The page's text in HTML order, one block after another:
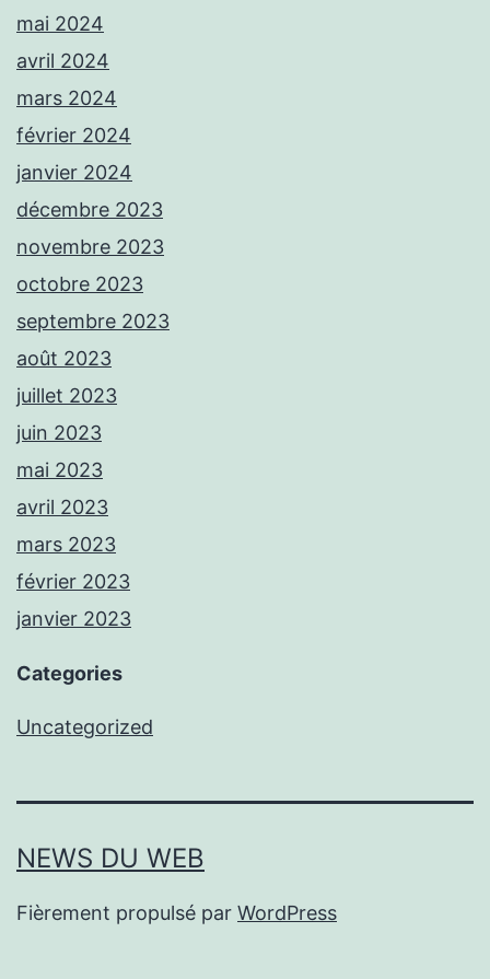
mai 2024
avril 2024
mars 2024
février 2024
janvier 2024
décembre 2023
novembre 2023
octobre 2023
septembre 2023
août 2023
juillet 2023
juin 2023
mai 2023
avril 2023
mars 2023
février 2023
janvier 2023
Categories
Uncategorized
NEWS DU WEB
Fièrement propulsé par WordPress